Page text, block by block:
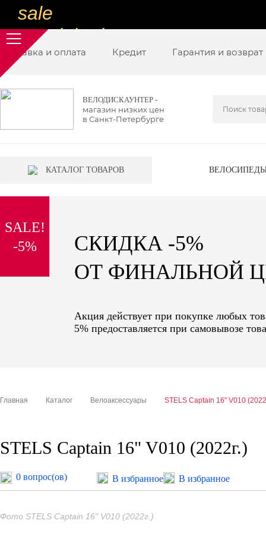
sale
special price
sale
низкие цены
вот дешево
special price
sale
надо брать
sale
Доставка и оплата Кредит Гарантия и возврат
ВЕЛОДИСКАУНТЕР -
магазин низких цен
в Санкт-Петербурге
КАТАЛОГ ТОВАРОВ
SALE!
-5%
СКИДКА -5%
ОТ ФИНАЛЬНОЙ
Акция действует при покупке любых
5% предоставляется при самовывозе
Главная Каталог Велоаксессуары STELS Captain 16" V010
STELS Captain 16" V010 (2022г.)
0 вопрос(ов) В избранное В избранное
Фото STELS Captain 16" V010 (2022г.)